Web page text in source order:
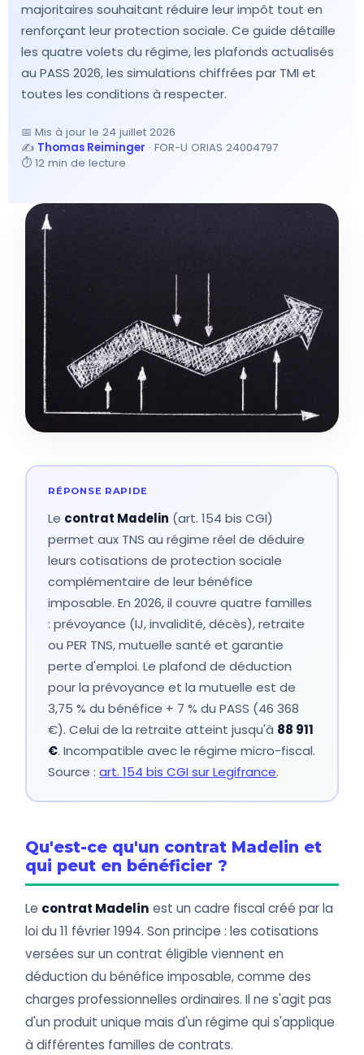
majoritaires souhaitant réduire leur impôt tout en
renforçant leur protection sociale. Ce guide détaille
les quatre volets du régime, les plafonds actualisés
au PASS 2026, les simulations chiffrées par TMI et
toutes les conditions à respecter.
📅 Mis à jour le 24 juillet 2026
✍️ Thomas Reiminger · FOR-U ORIAS 24004797
⏱️ 12 min de lecture
Le contrat Madelin (art. 154 bis CGI)
permet aux TNS au régime réel de déduire
leurs cotisations de protection sociale
complémentaire de leur bénéfice
imposable. En 2026, il couvre quatre familles
: prévoyance (IJ, invalidité, décès), retraite
ou PER TNS, mutuelle santé et garantie
perte d'emploi. Le plafond de déduction
pour la prévoyance et la mutuelle est de
3,75 % du bénéfice + 7 % du PASS (46 368
€). Celui de la retraite atteint jusqu'à 88 911
€. Incompatible avec le régime micro-fiscal.
Source :art. 154 bis CGI sur Legifrance.
Qu'est-ce qu'un contrat Madelin et
qui peut en bénéficier ?
Le contrat Madelin est un cadre fiscal créé par la
loi du 11 février 1994. Son principe : les cotisations
versées sur un contrat éligible viennent en
déduction du bénéfice imposable, comme des
charges professionnelles ordinaires. Il ne s'agit pas
d'un produit unique mais d'un régime qui s'applique
à différentes familles de contrats.